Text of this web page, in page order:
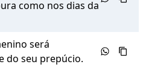
como nos dias da
será
do seu prepúcio.